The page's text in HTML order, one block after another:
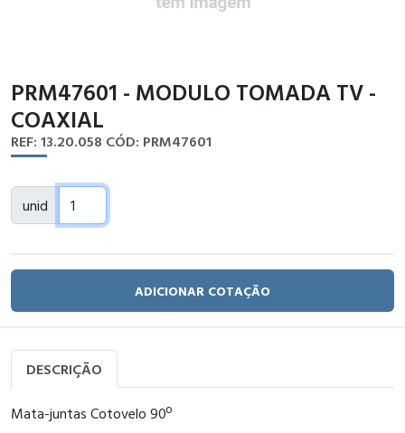
PRM47601 - MODULO TOMADA TV -
COAXIAL
REF: 13.20.058 CÓD: PRM47601
unid
ADICIONAR COTAÇÃO
DESCRIÇÃO
Mata-juntas Cotovelo 90º